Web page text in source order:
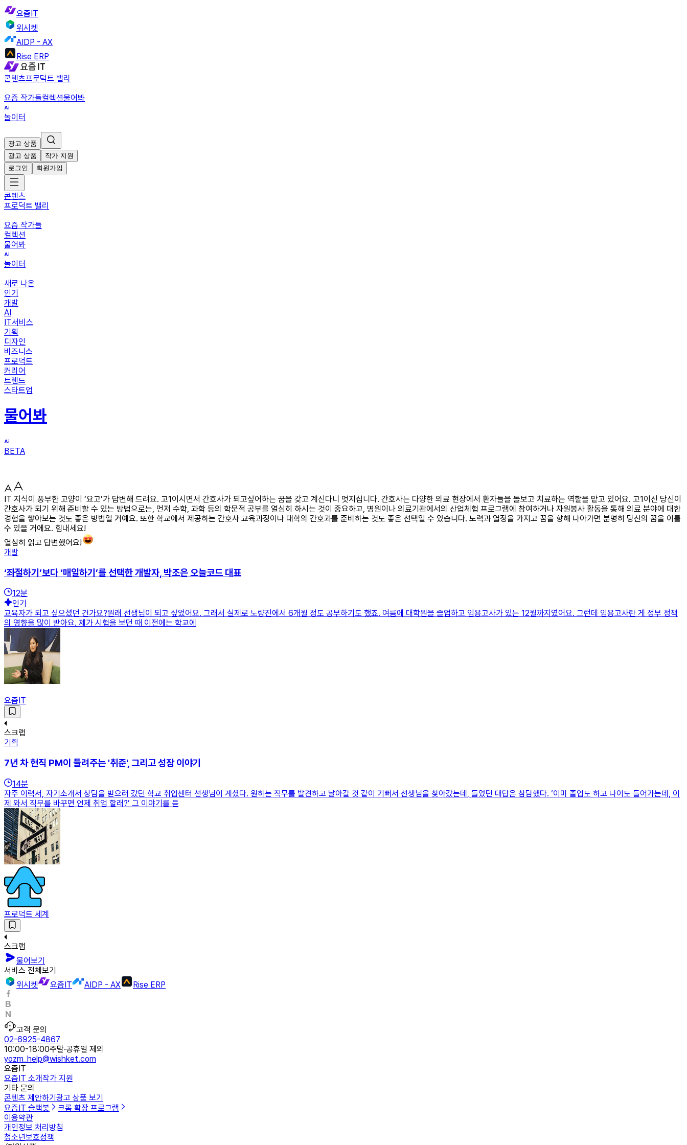
요즘IT
위시켓
AIDP - AX
Rise ERP
콘텐츠프로덕트 밸리
요즘 작가들컬렉션물어봐
놀이터
광고 상품
광고 상품
작가 지원
로그인
회원가입
콘텐츠
프로덕트 밸리
요즘 작가들
컬렉션
물어봐
놀이터
새로 나온
인기
개발
AI
IT서비스
기획
디자인
비즈니스
프로덕트
커리어
트렌드
스타트업
물어봐
BETA
IT 지식이 풍부한 고양이 ‘요고’가 답변해 드려요. 고1이시면서 간호사가 되고싶어하는 꿈을 갖고 계신다니 멋지십니다. 간호사는 다양한 의료 현장에서 환자들을 돌보고 치료하는 역할을 맡고 있어요. 고1이신 당신이
간호사가 되기 위해 준비할 수 있는 방법으로는, 먼저 수학, 과학 등의 학문적 공부를 열심히 하시는 것이 중요하고, 병원이나 의료기관에서의 산업체험 프로그램에 참여하거나 자원봉사 활동을 통해 의료 분야에 대한
경험을 쌓아보는 것도 좋은 방법일 거예요. 또한 학교에서 제공하는 간호사 교육과정이나 대학의 간호과를 준비하는 것도 좋은 선택일 수 있습니다. 노력과 열정을 가지고 꿈을 향해 나아가면 분명히 당신의 꿈을 이룰
수 있을 거에요. 힘내세요!
열심히 읽고 답변했어요!
개발
‘좌절하기’보다 ‘매일하기’를 선택한 개발자, 박조은 오늘코드 대표
12분
인기
교육자가 되고 싶으셨던 건가요?원래 선생님이 되고 싶었어요. 그래서 실제로 노량진에서 6개월 정도 공부하기도 했죠. 여름에 대학원을 졸업하고 임용고사가 있는 12월까지였어요. 그런데 임용고사란 게 정부 정책
의 영향을 많이 받아요. 제가 시험을 보던 때 이전에는 학교에
요즘IT
스크랩
기획
7년 차 현직 PM이 들려주는 '취준', 그리고 성장 이야기
14분
자주 이력서, 자기소개서 상담을 받으러 갔던 학교 취업센터 선생님이 계셨다. 원하는 직무를 발견하고 날아갈 것 같이 기뻐서 선생님을 찾아갔는데, 들었던 대답은 참담했다. ‘이미 졸업도 하고 나이도 들어가는데, 이
제 와서 직무를 바꾸면 언제 취업 할래?’ 그 이야기를 듣
프로덕트 세계
스크랩
물어보기
서비스 전체보기
위시켓
요즘IT AIDP - AX Rise ERP
고객 문의
02-6925-4867
10:00-18:00주말·공휴일 제외
yozm_help@wishket.com
요즘IT
요즘IT 소개작가 지원
기타 문의
콘텐츠 제안하기광고 상품 보기
요즘IT 슬랙봇
크롬 확장 프로그램
이용약관
개인정보 처리방침
청소년보호정책